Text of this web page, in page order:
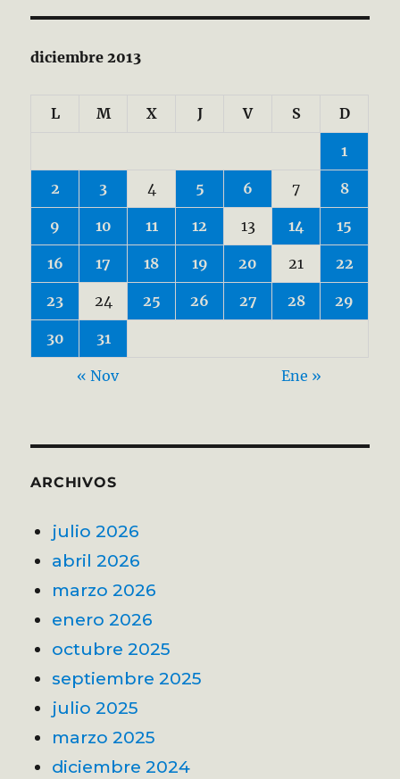
diciembre 2013
L M X J V S D
1
2 3 4 5 6 7 8
9 10 11 12 13 14 15
16 17 18 19 20 21 22
23 24 25 26 27 28 29
30 31
« Nov Ene »
ARCHIVOS
julio 2026
abril 2026
marzo 2026
enero 2026
octubre 2025
septiembre 2025
julio 2025
marzo 2025
diciembre 2024